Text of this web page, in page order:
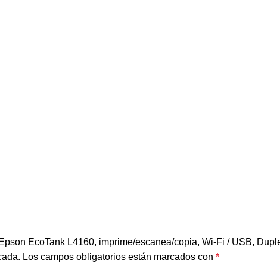
EcoTank L4160, imprime/escanea/copia, Wi-Fi / USB,
Los campos obligatorios están marcados con *